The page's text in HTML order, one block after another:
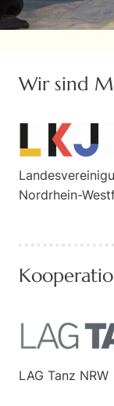
Wir sind
Nordrhein-
LAG Tanz NRW